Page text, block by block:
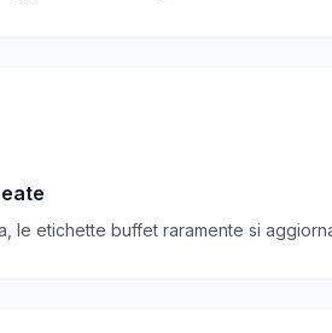
le etichette buffet raramente si